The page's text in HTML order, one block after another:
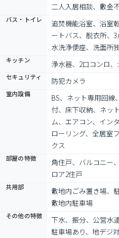
二人入居相談、敷金
バス・トイレ
追焚機能浴室、浴室
ートバス、脱衣所、
水洗浄便座、洗面所
キッチン 浄水器、2口コンロ
セキュリティ 防犯カメラ
室内設備
BS、ネット専用回線
付、床下収納、ネッ
ム、エアコン、イン
ローリング、全居室
クス
部屋の特徴
角住戸、バルコニー
ロア2住戸
共用部
敷地内ごみ置き場、
敷地内駐車場
その他の特徴
下水、振分、公営水
駐車場あり、地デジ